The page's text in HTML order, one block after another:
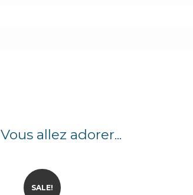
Vous allez adorer...
SALE!